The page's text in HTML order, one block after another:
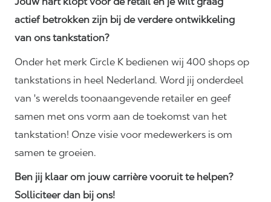
actief betrokken zijn bij de verdere ontwikkeling
van ons tankstation?
Onder het merk Circle K bedienen wij 400 shops op
tankstations in heel Nederland. Word jij onderdeel
van 's werelds toonaangevende retailer en geef
samen met ons vorm aan de toekomst van het
tankstation! Onze visie voor medewerkers is om
samen te groeien.
Ben jij klaar om jouw carrière vooruit te helpen?
Solliciteer dan bij ons!